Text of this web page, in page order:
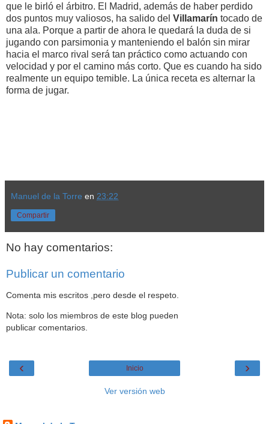
que le birló el árbitro. El Madrid, además de haber perdido
dos puntos muy valiosos, ha salido del Villamarín tocado de
una ala. Porque a partir de ahora le quedará la duda de si
jugando con parsimonia y manteniendo el balón sin mirar
hacia el marco rival será tan práctico como actuando con
velocidad y por el camino más corto. Que es cuando ha sido
realmente un equipo temible. La única receta es alternar la
forma de jugar.
Manuel de la Torre en 23:22
Compartir
No hay comentarios:
Publicar un comentario
Comenta mis escritos ,pero desde el respeto.
Nota: solo los miembros de este blog pueden
publicar comentarios.
‹ ›
Inicio
Ver versión web